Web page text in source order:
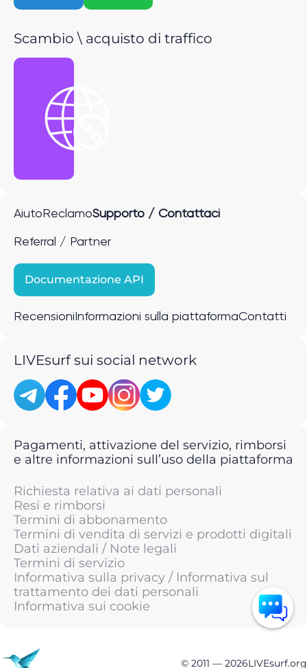
Scambio \ acquisto di traffico
Aiuto ReclamoSupporto / Contattaci
Referral / Partner
Documentazione API
Recensioni Informazioni sulla piattaformaContatti
LIVEsurf sui social network
Pagamenti, attivazione del servizio, rimborsi
e altre informazioni sull’uso della piattaforma
Richiesta relativa ai dati personali
Resi e rimborsi
Termini di abbonamento
Termini di vendita di servizi e prodotti digitali
Dati aziendali / Note legali
Termini di servizio
Informativa sulla privacy / Informativa sul
trattamento dei dati personali
Informativa sui cookie
© 2011 — 2026LIVEsurf.org